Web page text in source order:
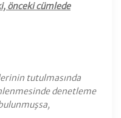
önceki cümlede
tutulmasında
denetleme